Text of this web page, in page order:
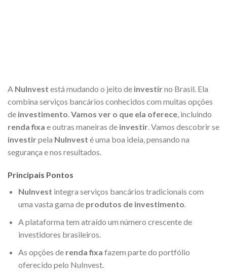
A NuInvest está mudando o jeito de investirno Brasil. Ela
combina serviços bancários conhecidos com muitas opções
de investimento Vamos ver o que ela oferece , incluindo
renda fixa e outras maneiras de investir . Vamos descobrir se
investirpela NuInvest é uma boa ideia, pensando na
segurança e nos resultados.
Principais Pontos
NuInvest integra serviços bancários tradicionais com
uma vasta gama de produtos de investimento.
A plataforma tem atraído um número crescente de
investidores brasileiros.
As opções de renda fixa fazem parte do portfólio
oferecido pelo NuInvest.